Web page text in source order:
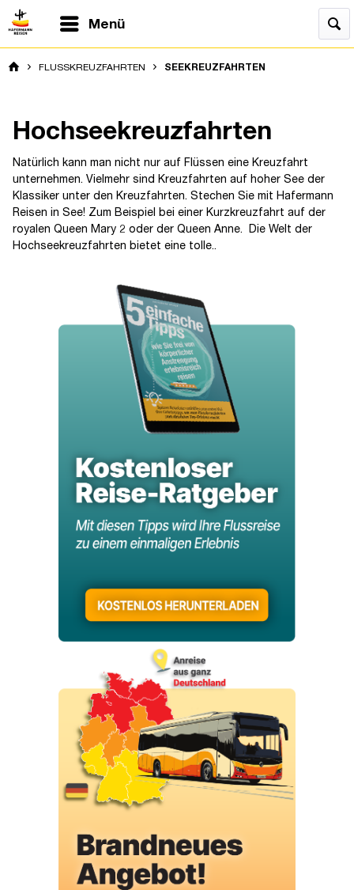
Menü
FLUSSKREUZFAHRTEN SEEKREUZFAHRTEN
Hochseekreuzfahrten
Natürlich kann man nicht nur auf Flüssen eine Kreuzfahrt
unternehmen. Vielmehr sind Kreuzfahrten auf hoher See der
Klassiker unter den Kreuzfahrten. Stechen Sie mit Hafermann
Reisen in See! Zum Beispiel bei einer Kurzkreuzfahrt auf der
royalen Queen Mary 2 oder der Queen Anne. Die Welt der
Hochseekreuzfahrten bietet eine tolle..